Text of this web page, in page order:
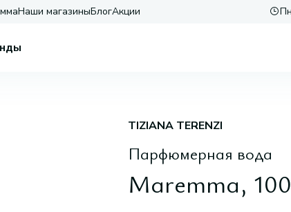
Наши магазиныБлогАкции
TIZIANA TERENZI
Парфюмерная вода
Maremma,